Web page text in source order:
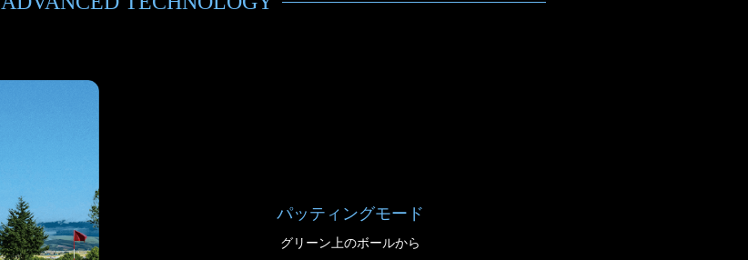
パッティングモード
グリーン上のボールから